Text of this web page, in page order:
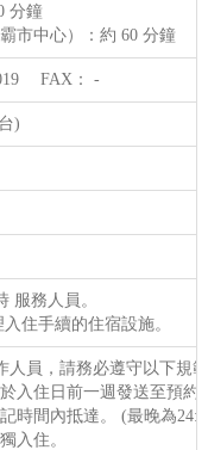
分鐘
市中心）：約 60 分鐘
FAX： -
)
服務人員。
住手續的住宿設施。
人員，請務必遵守以下規
入住日前一週發送至預約
時間內抵達。 (最晚為
入住。